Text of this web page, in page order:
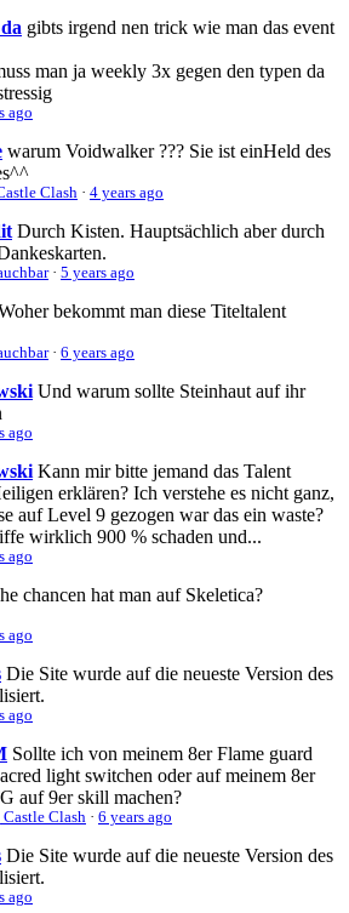
gibts irgend nen trick wie man das event
man ja weekly 3x gegen den typen da
ago
warum Voidwalker ??? Sie ist einHeld des
Clash · 4 years ago
Durch Kisten. Hauptsächlich aber durch
· 5 years ago
bekommt man diese Titeltalent
· 6 years ago
Und warum sollte Steinhaut auf ihr
ago
Kann mir bitte jemand das Talent
erklären? Ich verstehe es nicht ganz,
auf Level 9 gezogen war das ein waste?
wirklich 900 % schaden und...
ago
chancen hat man auf Skeletica?
ago
Die Site wurde auf die neueste Version des
ago
Sollte ich von meinem 8er Flame guard
light switchen oder auf meinem 8er
auf 9er skill machen?
Clash · 6 years ago
Die Site wurde auf die neueste Version des
ago